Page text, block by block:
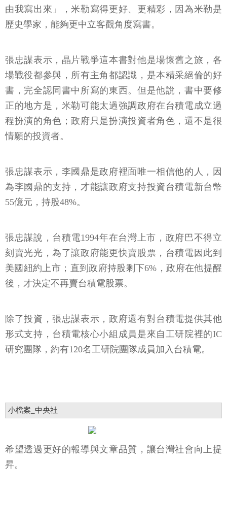
由我寫出來」，米勒寫得更好、更精彩，因為米勒是
歷史學家，能夠更中立客觀角度寫書。
張忠謀表示，晶片戰爭這本書對他是場懷舊之旅，各
場戰役都參與，所有主角都認識，是本精采絕倫的好
書，完全認同書中所寫的東西。但是他說，書中要修
正的地方是，米勒可能太過強調政府在台積電成立過
程扮演的角色；政府只是扮演投資者角色，還不是很
情願的投資者。
張忠謀表示，李國鼎是政府裡面唯一相信他的人，因
為李國鼎的支持，才能讓政府支持投資台積電新台幣
55億元，持股48%。
張忠謀說，台積電1994年在台灣上市，政府巴不得立
刻賣光光，為了讓政府能更快賣股票，台積電因此到
美國紐約上市；直到政府持股剩下6%，政府在他提醒
後，才決定不再賣台積電股票。
除了投資，張忠謀表示，政府還有對台積電提供其他
形式支持，台積電核心小組成員是來自工研院裡的IC
研究團隊，約有120名工研院團隊成員加入台積電。
小檔案_中央社
希望透過更好的報導與文章品質，讓台灣社會向上提
昇。